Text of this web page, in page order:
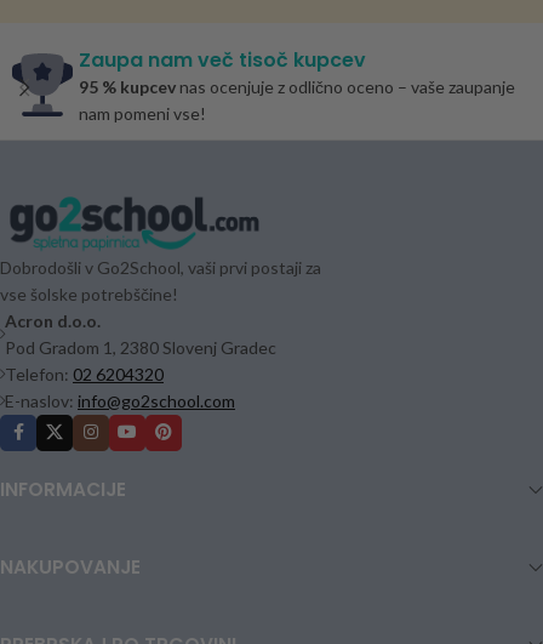
Zaupa nam več tisoč kupcev
95 % kupcev nas ocenjuje z odlično oceno – vaše zaupanje
nam pomeni vse!
Dobrodošli v Go2School, vaši prvi postaji za
vse šolske potrebščine!
Acron d.o.o.
Pod Gradom 1, 2380 Slovenj Gradec
Telefon: 02 6204320
E-naslov: info@go2school.com
INFORMACIJE
NAKUPOVANJE